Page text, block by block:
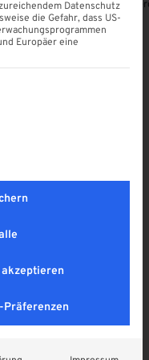
Konfigurator
für Ihr Zuhause
konfigurierbar.
Datenschutz
die Gefahr, dass US-
Europäer eine
für die eine
Präferenzen